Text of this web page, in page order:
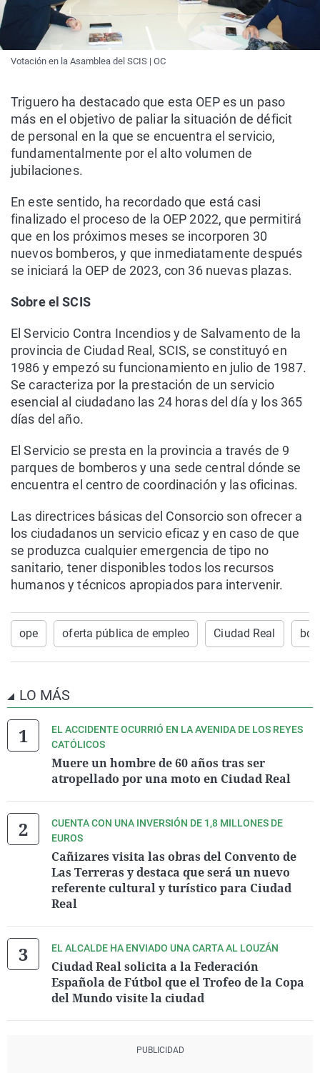
Votación en la Asamblea del SCIS | OC
Triguero ha destacado que esta OEP es un paso
más en el objetivo de paliar la situación de déficit
de personal en la que se encuentra el servicio,
fundamentalmente por el alto volumen de
jubilaciones.
En este sentido, ha recordado que está casi
finalizado el proceso de la OEP 2022, que permitirá
que en los próximos meses se incorporen 30
nuevos bomberos, y que inmediatamente después
se iniciará la OEP de 2023, con 36 nuevas plazas.
Sobre el SCIS
El Servicio Contra Incendios y de Salvamento de la
provincia de Ciudad Real, SCIS, se constituyó en
1986 y empezó su funcionamiento en julio de 1987.
Se caracteriza por la prestación de un servicio
esencial al ciudadano las 24 horas del día y los 365
días del año.
El Servicio se presta en la provincia a través de 9
parques de bomberos y una sede central dónde se
encuentra el centro de coordinación y las oficinas.
Las directrices básicas del Consorcio son ofrecer a
los ciudadanos un servicio eficaz y en caso de que
se produzca cualquier emergencia de tipo no
sanitario, tener disponibles todos los recursos
humanos y técnicos apropiados para intervenir.
ope oferta pública de empleo Ciudad Real
LO MÁS
EL ACCIDENTE OCURRIÓ EN LA AVENIDA DE LOS REYES
CATÓLICOS
Muere un hombre de 60 años tras ser
atropellado por una moto en Ciudad Real
CUENTA CON UNA INVERSIÓN DE 1,8 MILLONES DE
EUROS
Cañizares visita las obras del Convento de
Las Terreras y destaca que será un nuevo
referente cultural y turístico para Ciudad
Real
EL ALCALDE HA ENVIADO UNA CARTA AL LOUZÁN
Ciudad Real solicita a la Federación
Española de Fútbol que el Trofeo de la Copa
del Mundo visite la ciudad